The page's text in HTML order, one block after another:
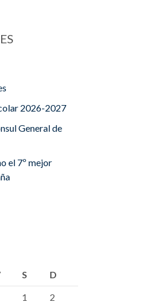
2026-2027
General de
el 7º mejor
S
D
1
2